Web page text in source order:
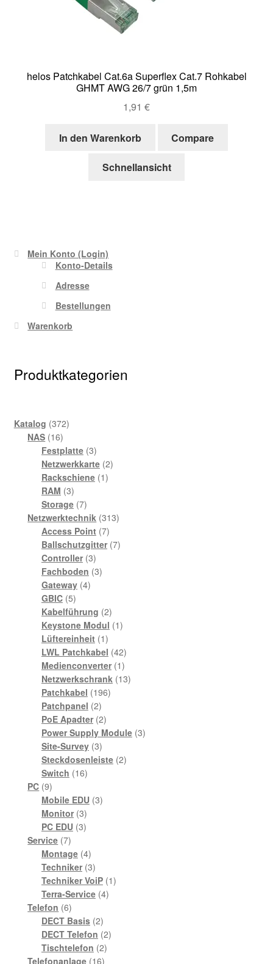
helos Patchkabel Cat.6a Superflex Cat.7 Rohkabel
GHMT AWG 26/7 grün 1,5m
1,91 €
In den Warenkorb Compare
Schnellansicht
Mein Konto (Login)
Konto-Details
Adresse
Bestellungen
Warenkorb
Produktkategorien
Katalog 372372
NAS 1616
Produkte
Festplatte 33
Produkte
Netzwerkkarte 22
Rackschiene 11
RAM 33
Produkte
Storage 77
Produkte
Netzwerktechnik 313313
Access Point 77
Produkte
Ballschutzgitter 77
Controller 33
Produkte
Fachboden 33
Gateway 44
GBIC 55
Produkte
Kabelführung 22
Produkte
Keystone Modul 11
Lüftereinheit 11
Produkt
LWL Patchkabel 4242
Produkte
Medienconverter 11
Produkt
Netzwerkschrank 1313
Patchkabel 196196
Patchpanel 22
Produkte
PoE Apadter 22
Produkte
Power Supply Module 33
Site-Survey 33
Produkte
Steckdosenleiste 22
Switch 1616
PC 99
Produkte
Mobile EDU 33
Monitor 33
Produkte
PC EDU 33
Service 77
Produkte
Montage 44
Produkte
Techniker 33
Produkte
Techniker VoiP 11
Terra-Service 44
Telefon 66
Produkte
DECT Basis 22
Produkte
DECT Telefon 22
Tischtelefon 22
Produkte
Telefonanlage 1616